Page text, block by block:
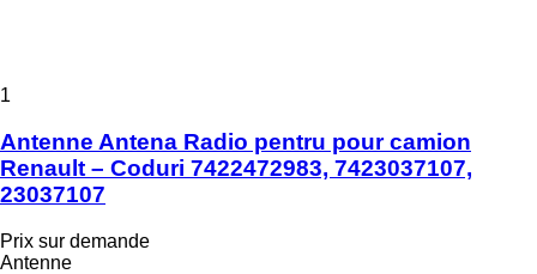
1
Antenne Antena Radio pentru pour camion
Renault – Coduri 7422472983, 7423037107,
23037107
Prix sur demande
Antenne